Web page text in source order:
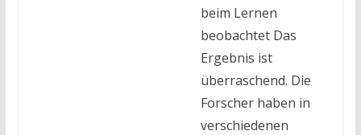
beim Lernen
beobachtet Das
Ergebnis ist
überraschend. Die
Forscher haben in
verschiedenen